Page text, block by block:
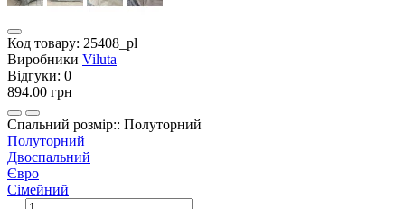
Код товару: 25408_pl
Виробники Viluta
Відгуки: 0
894.00 грн
Спальний розмір:: Полуторний
Полуторний
Двоспальний
Євро
Сімейний